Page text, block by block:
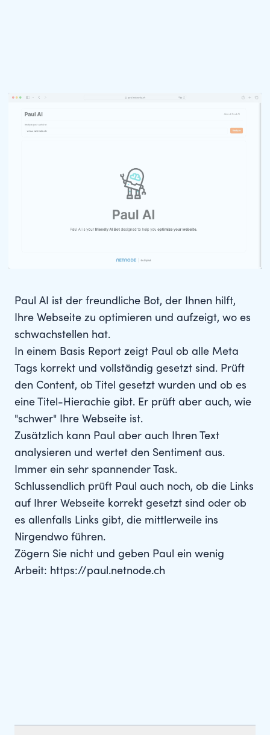
Paul AI ist der freundliche Bot, der Ihnen hilft,
Ihre Webseite zu optimieren und aufzeigt, wo es
schwachstellen hat.
In einem Basis Report zeigt Paul ob alle Meta
Tags korrekt und vollständig gesetzt sind. Prüft
den Content, ob Titel gesetzt wurden und ob es
eine Titel-Hierachie gibt. Er prüft aber auch, wie
"schwer" Ihre Webseite ist.
Zusätzlich kann Paul aber auch Ihren Text
analysieren und wertet den Sentiment aus.
Immer ein sehr spannender Task.
Schlussendlich prüft Paul auch noch, ob die Links
auf Ihrer Webseite korrekt gesetzt sind oder ob
es allenfalls Links gibt, die mittlerweile ins
Nirgendwo führen.
Zögern Sie nicht und geben Paul ein wenig
Arbeit: https://paul.netnode.ch